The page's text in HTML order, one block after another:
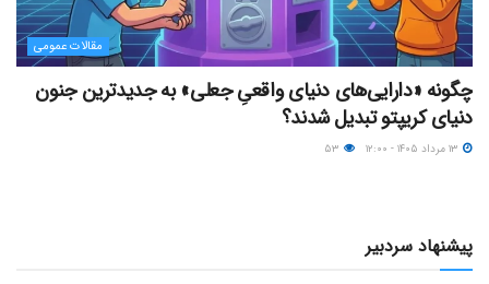
مقالات عمومی
چگونه «دارایی‌های دنیای واقعیِ جعلی» به جدیدترین جنون
دنیای کریپتو تبدیل شدند؟
پیشنهاد سردبیر